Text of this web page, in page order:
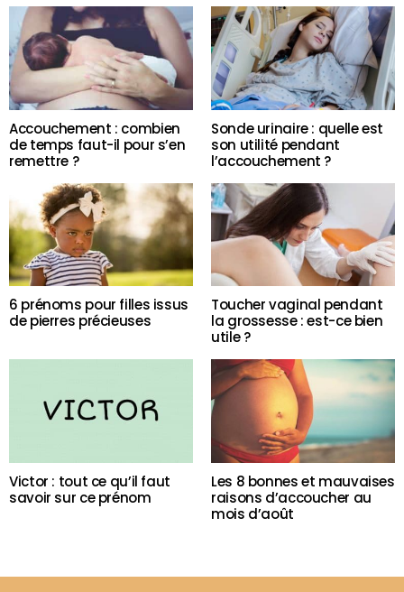
Accouchement : combien
de temps faut-il pour s’en
remettre ?
Sonde urinaire : quelle est
son utilité pendant
l’accouchement ?
6 prénoms pour filles issus
de pierres précieuses
Toucher vaginal pendant
la grossesse : est-ce bien
utile ?
Victor : tout ce qu’il faut
savoir sur ce prénom
Les 8 bonnes et mauvaises
raisons d’accoucher au
mois d’août